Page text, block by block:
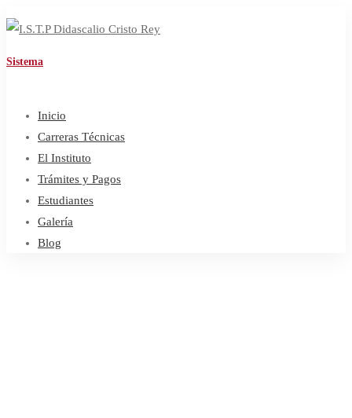
Sistema
Inicio
Carreras Técnicas
El Instituto
Trámites y Pagos
Estudiantes
Galería
Blog